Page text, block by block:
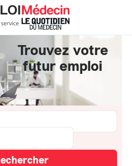
Trouvez votre
futur emploi